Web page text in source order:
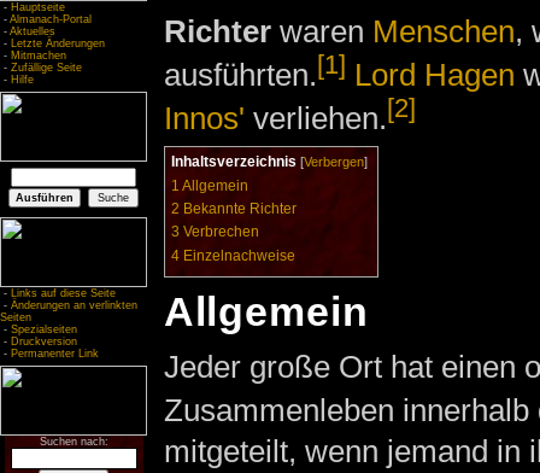
- Hauptseite
- Almanach-Portal
- Aktuelles
- Letzte Änderungen
- Mitmachen
- Zufällige Seite
- Hilfe
- Links auf diese Seite
- Änderungen an verlinkten
Seiten
- Spezialseiten
- Druckversion
- Permanenter Link
Suchen nach:
Richterwaren Menschen,
ausführten. [1] Lord Hagen
Innos' verliehen.[2]
Inhaltsverzeichnis [Verbergen]
1 Allgemein
2 Bekannte Richter
3 Verbrechen
4 Einzelnachweise
Allgemein
Jeder große Ort hat einen
Zusammenleben
mitgeteilt, wenn jemand in